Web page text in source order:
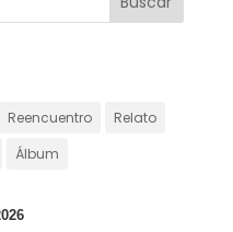
Reencuentro
Relato
Álbum